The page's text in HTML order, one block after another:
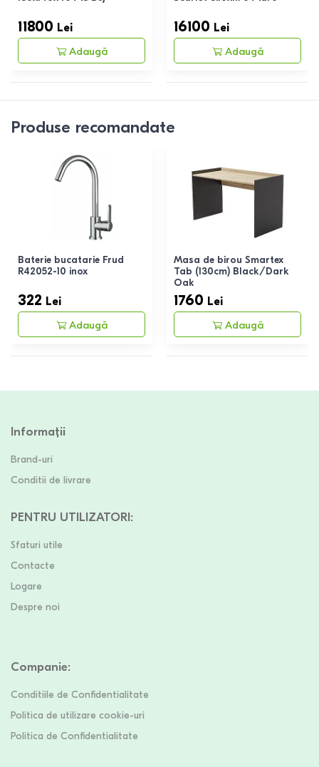
11800 Lei
Adaugă
16100 Lei
Adaugă
Produse recomandate
Baterie bucatarie Frud
R42052-10 inox
322 Lei
Adaugă
Masa de birou Smartex
Tab (130cm) Black/Dark
Oak
1760 Lei
Adaugă
Informații
Brand-uri
Conditii de livrare
PENTRU UTILIZATORI:
Sfaturi utile
Contacte
Logare
Despre noi
Companie:
Conditiile de Confidentialitate
Politica de utilizare cookie-uri
Politica de Confidentialitate